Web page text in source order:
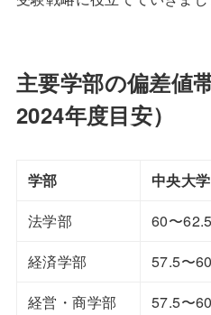
主要学部の偏差値
2024年度目安）
学部 中央大学
法学部
60〜62.5
経済学部
57.5〜60
経営・商学部
57.5〜